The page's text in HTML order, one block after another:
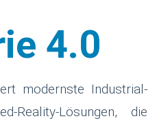
4.0
modernste Industrial-
Reality-Lösungen, die